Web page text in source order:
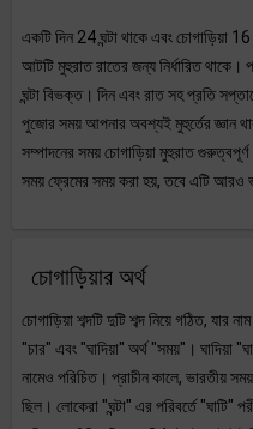
একটি দিন 24 ঘন্টা থাকে এবং চোগাড়িয়া
আটটি মুহুরাত রাতের জন্য নির্ধারিত থাকে।
ঘন্টা বিভক্ত। দিন এবং রাত সহ প্রতি
পুজোর সময় আপনার অবশ্যই মুহুর্তের জ্ঞান
সম্পাদনের সময় চোগাড়িয়া মুহুরাত
সময় ফ্রেমের সময় করা হয়, তবে এটি আরও
চোগাড়িয়ার অর্থ
চোগাড়িয়া শব্দটি দুটি শব্দ নিয়ে গঠিত, যার
"চার" এবং "ঘাদিয়া" অর্থ "সময়"। ঘাদিয়া
নামেও পরিচিত। প্রাচীন কালে, ভারতীয়
ছিল। লোকেরা "ঘন্টা" এর পরিবর্তে "ঘাটি"